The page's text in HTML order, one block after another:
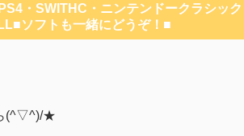
・SWITHC・ニンテンドークラシック
ソフトも一緒にどうぞ！■
(^▽^)/★